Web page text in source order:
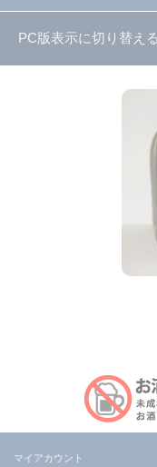
PC版表示に切り替える
マイアカウント